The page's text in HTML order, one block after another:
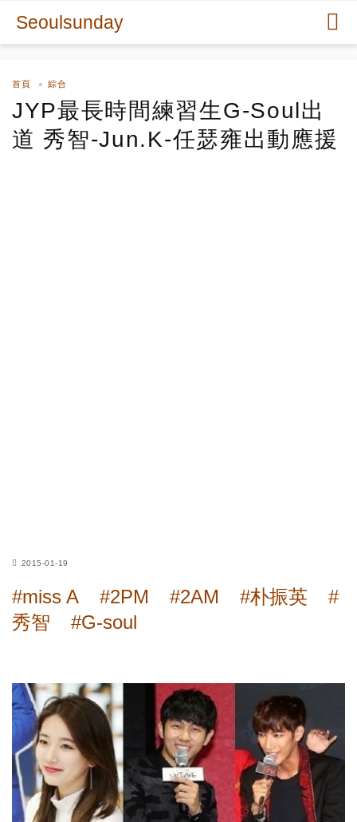
Seoulsunday
首頁 綜合
JYP最長時間練習生G-Soul出
道 秀智-Jun.K-任瑟雍出動應援
2015-01-19
#miss A #2PM #2AM #朴振英
#
秀智
#G-soul